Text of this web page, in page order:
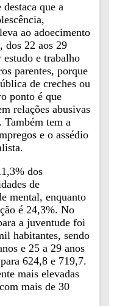
que a
ao adoecimento
dos 22 aos 29
estudo e trabalho
parentes, porque
de creches ou
ponto é que
relações abusivas
Também tem a
e o assédio
dos
de
mental, enquanto
é 24,3%. No
a juventude foi
habitantes, sendo
e 25 a 29 anos
624,8 e 719,7.
mais elevadas
mais de 30